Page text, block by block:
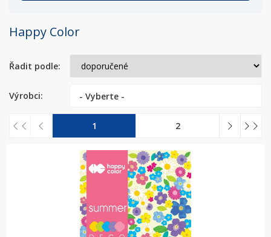
Happy Color
Řadit podle:
Výrobci: - Vyberte -
1 2